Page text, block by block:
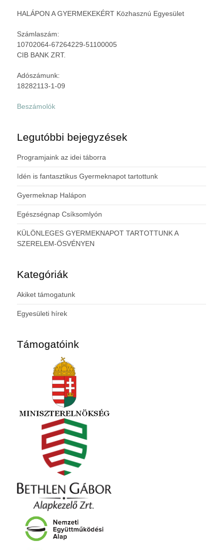
HALÁPON A GYERMEKEKÉRT Közhasznú Egyesület
Számlaszám:
10702064-67264229-51100005
CIB BANK ZRT.
Adószámunk:
18282113-1-09
Beszámolók
Legutóbbi bejegyzések
Programjaink az idei táborra
Idén is fantasztikus Gyermeknapot tartottunk
Gyermeknap Halápon
Egészségnap Csíksomlyón
KÜLÖNLEGES GYERMEKNAPOT TARTOTTUNK A
SZERELEM-ÖSVÉNYEN
Kategóriák
Akiket támogatunk
Egyesületi hírek
Támogatóink